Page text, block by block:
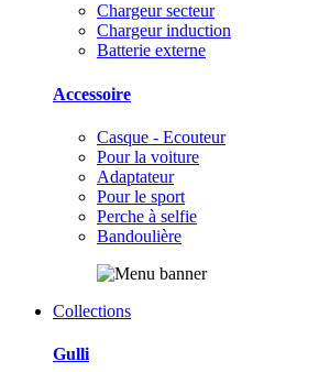
Chargeur secteur
Chargeur induction
Batterie externe
Accessoire
Casque - Ecouteur
Pour la voiture
Adaptateur
Pour le sport
Perche à selfie
Bandoulière
Collections
Gulli